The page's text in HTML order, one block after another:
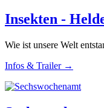
Insekten -
Wie ist unsere Welt
Infos & Trailer →